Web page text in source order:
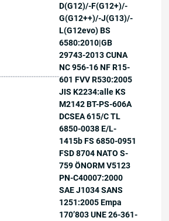
D(G12)/-F(G12+)/-
G(G12++)/-J(G13)/-
L(G12evo) BS
6580:2010|GB
29743-2013 CUNA
NC 956-16 NF R15-
601 FVV R530:2005
JIS K2234:alle KS
M2142 BT-PS-606A
DCSEA 615/C TL
6850-0038 E/L-
1415b FS 6850-0951
FSD 8704 NATO S-
759 ÖNORM V5123
PN-C40007:2000
SAE J1034 SANS
1251:2005 Empa
170’803 UNE 26-361-